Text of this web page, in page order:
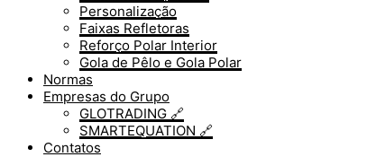
Personalização
Faixas Refletoras
Reforço Polar Interior
Gola de Pêlo e Gola Polar
Normas
Empresas do Grupo
GLOTRADING 🔗
SMARTEQUATION 🔗
Contatos